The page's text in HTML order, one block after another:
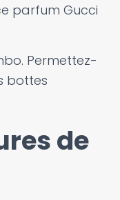
parfum Gucci
Permettez-
bottes
de